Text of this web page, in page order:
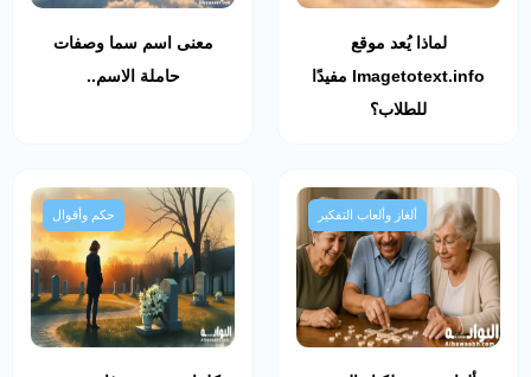
لماذا يُعد موقع
Imagetotext.info مفيدًا
للطلاب؟
معنى اسم سما وصفات
حاملة الاسم..
ألغاز وألعاب التفكير حكم وأقوال